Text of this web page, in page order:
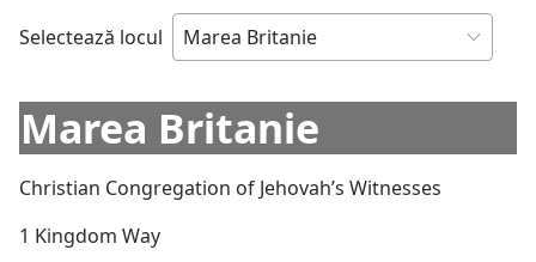
Selectează locul
Marea Britanie
Christian Congregation of Jehovah’s Witnesses
1 Kingdom Way